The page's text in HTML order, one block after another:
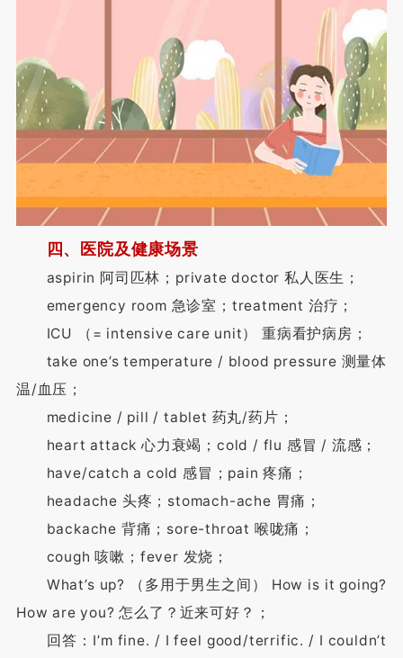
四、医院及健康场景
aspirin 阿司匹林；private doctor 私人医生；
emergency room 急诊室；treatment 治疗；
ICU （= intensive care unit） 重病看护病房；
take one’s temperature / blood pressure 测量体
温/血压；
medicine / pill / tablet 药丸/药片；
heart attack 心力衰竭；cold / flu 感冒 / 流感；
have/catch a cold 感冒；pain 疼痛；
headache 头疼；stomach-ache 胃痛；
backache 背痛；sore-throat 喉咙痛；
cough 咳嗽；fever 发烧；
What’s up? （多用于男生之间） How is it going?
How are you? 怎么了？近来可好？；
回答：I’m fine. / I feel good/terrific. / I couldn’t